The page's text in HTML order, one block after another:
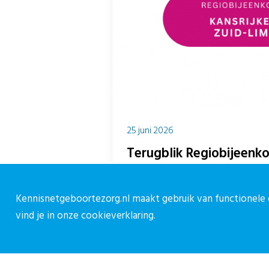
25 juni 2026
Terugblik
Start Zuid-Limburg
uit de geboortezorg,
gemeenten en het onderwijs samen
Kennisnetgeboortezorg.nl maakt gebruik van
vind je in onzecookieverklaring.